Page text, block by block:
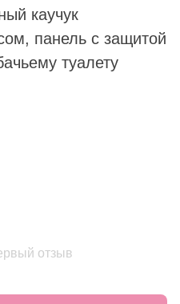
каучук
панель с защитой
туалету
отзыв